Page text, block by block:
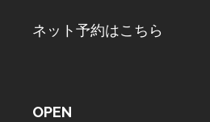
ネット予約はこちら
OPEN